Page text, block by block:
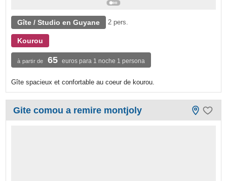
Gîte / Studio en Guyane 2 pers.
Kourou
à partir de 65 euros para 1 noche 1 persona
Gîte spacieux et confortable au coeur de kourou.
Gite comou a remire montjoly